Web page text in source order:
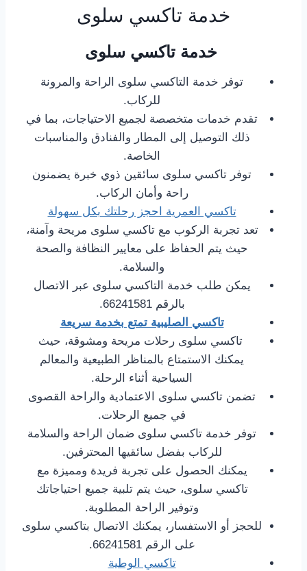
خدمة تاكسي سلوى
خدمة تاكسي سلوى
توفر خدمة التاكسي سلوى الراحة والمرونة
للركاب.
تقدم خدمات متخصصة لجميع الاحتياجات، بما في
ذلك التوصيل إلى المطار والفنادق والمناسبات
الخاصة.
توفر تاكسي سلوى سائقين ذوي خبرة يضمنون
راحة وأمان الركاب.
تاكسي العمرية احجز رحلتك بكل سهولة
تعد تجربة الركوب مع تاكسي سلوى مريحة وآمنة،
حيث يتم الحفاظ على معايير النظافة والصحة
والسلامة.
يمكن طلب خدمة التاكسي سلوى عبر الاتصال
بالرقم 66241581.
تاكسي الصليبية تمتع بخدمة سريعة
تاكسي سلوى رحلات مريحة ومشوقة، حيث
يمكنك الاستمتاع بالمناظر الطبيعية والمعالم
السياحية أثناء الرحلة.
تضمن تاكسي سلوى الاعتمادية والراحة القصوى
في جميع الرحلات.
توفر خدمة تاكسي سلوى ضمان الراحة والسلامة
للركاب بفضل سائقيها المحترفين.
يمكنك الحصول على تجربة فريدة ومميزة مع
تاكسي سلوى، حيث يتم تلبية جميع احتياجاتك
وتوفير الراحة المطلوبة.
للحجز أو الاستفسار، يمكنك الاتصال بتاكسي سلوى
على الرقم 66241581.
تاكسي الوطية